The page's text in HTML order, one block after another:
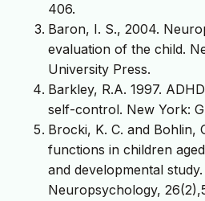
406.
Baron, I. S., 2004.
evaluation of the child.
University Press.
Barkley, R.A. 1997.
self-control. New York:
Brocki, K. C. and Bohlin,
functions in children
and developmental
Neuropsychology,